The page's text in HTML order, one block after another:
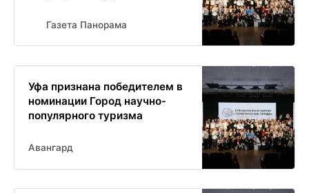
Газета Панорама
Уфа признана победителем в
номинации Город научно-
популярного туризма
Авангард